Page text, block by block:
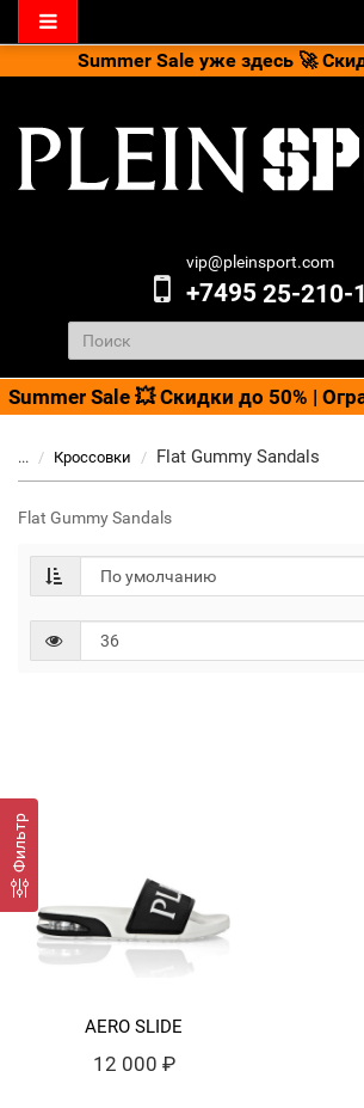
Summer Sale уже здесь 🚀
vip@pleinsport.com
+749525-210-
Summer Sale 💥 Скидки до 50% |
... Кроссовки Flat Gummy Sandals
Фильтр
Flat Gummy Sandals
AERO SLIDE
12 000 ₽